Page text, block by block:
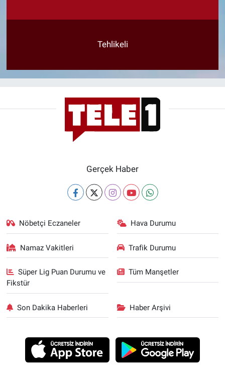
Tehlikeli
Gerçek Haber
Nöbetçi Eczaneler Hava Durumu
Namaz Vakitleri Trafik Durumu
Süper Lig Puan Durumu ve
Fikstür
Tüm Manşetler
Son Dakika Haberleri Haber Arşivi